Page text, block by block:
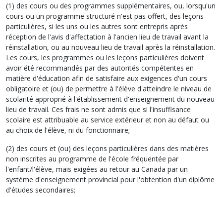
(1) des cours ou des programmes supplémentaires, ou, lorsqu'un
cours ou un programme structuré n'est pas offert, des leçons
particulières, si les uns ou les autres sont entrepris après
réception de l'avis d'affectation à l'ancien lieu de travail avant la
réinstallation, ou au nouveau lieu de travail après la réinstallation.
Les cours, les programmes ou les leçons particulières doivent
avoir été recommandés par des autorités compétentes en
matière d'éducation afin de satisfaire aux exigences d'un cours
obligatoire et (ou) de permettre à l'élève d'atteindre le niveau de
scolarité approprié à l'établissement d'enseignement du nouveau
lieu de travail. Ces frais ne sont admis que si l'insuffisance
scolaire est attribuable au service extérieur et non au défaut ou
au choix de l'élève, ni du fonctionnaire;
(2) des cours et (ou) des leçons particulières dans des matières
non inscrites au programme de l'école fréquentée par
l'enfant/l'élève, mais exigées au retour au Canada par un
système d'enseignement provincial pour l'obtention d'un diplôme
d'études secondaires;